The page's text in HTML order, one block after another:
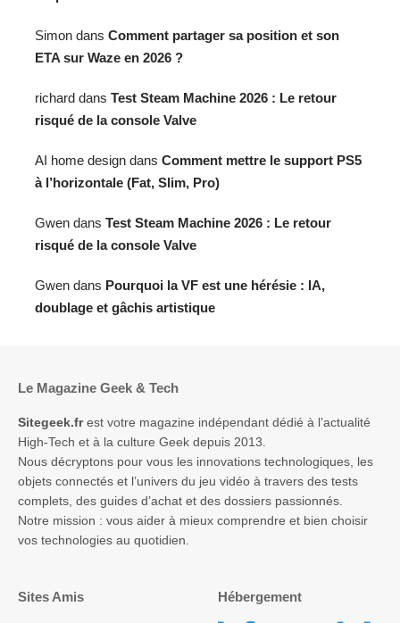
Simon dans Comment partager sa position et son
ETA sur Waze en 2026 ?
richard dans Test Steam Machine 2026 : Le retour
risqué de la console Valve
AI home design dans Comment mettre le support PS5
à l’horizontale (Fat, Slim, Pro)
Gwen dans Test Steam Machine 2026 : Le retour
risqué de la console Valve
Gwen dans Pourquoi la VF est une hérésie : IA,
doublage et gâchis artistique
Le Magazine Geek & Tech
Sitegeek.frest votre magazine indépendant dédié à l’actualité
High-Tech et à la culture Geek depuis 2013.
Nous décryptons pour vous les innovations technologiques, les
objets connectés et l’univers du jeu vidéo à travers des tests
complets, des guides d’achat et des dossiers passionnés.
Notre mission : vous aider à mieux comprendre et bien choisir
vos technologies au quotidien.
Sites Amis Hébergement